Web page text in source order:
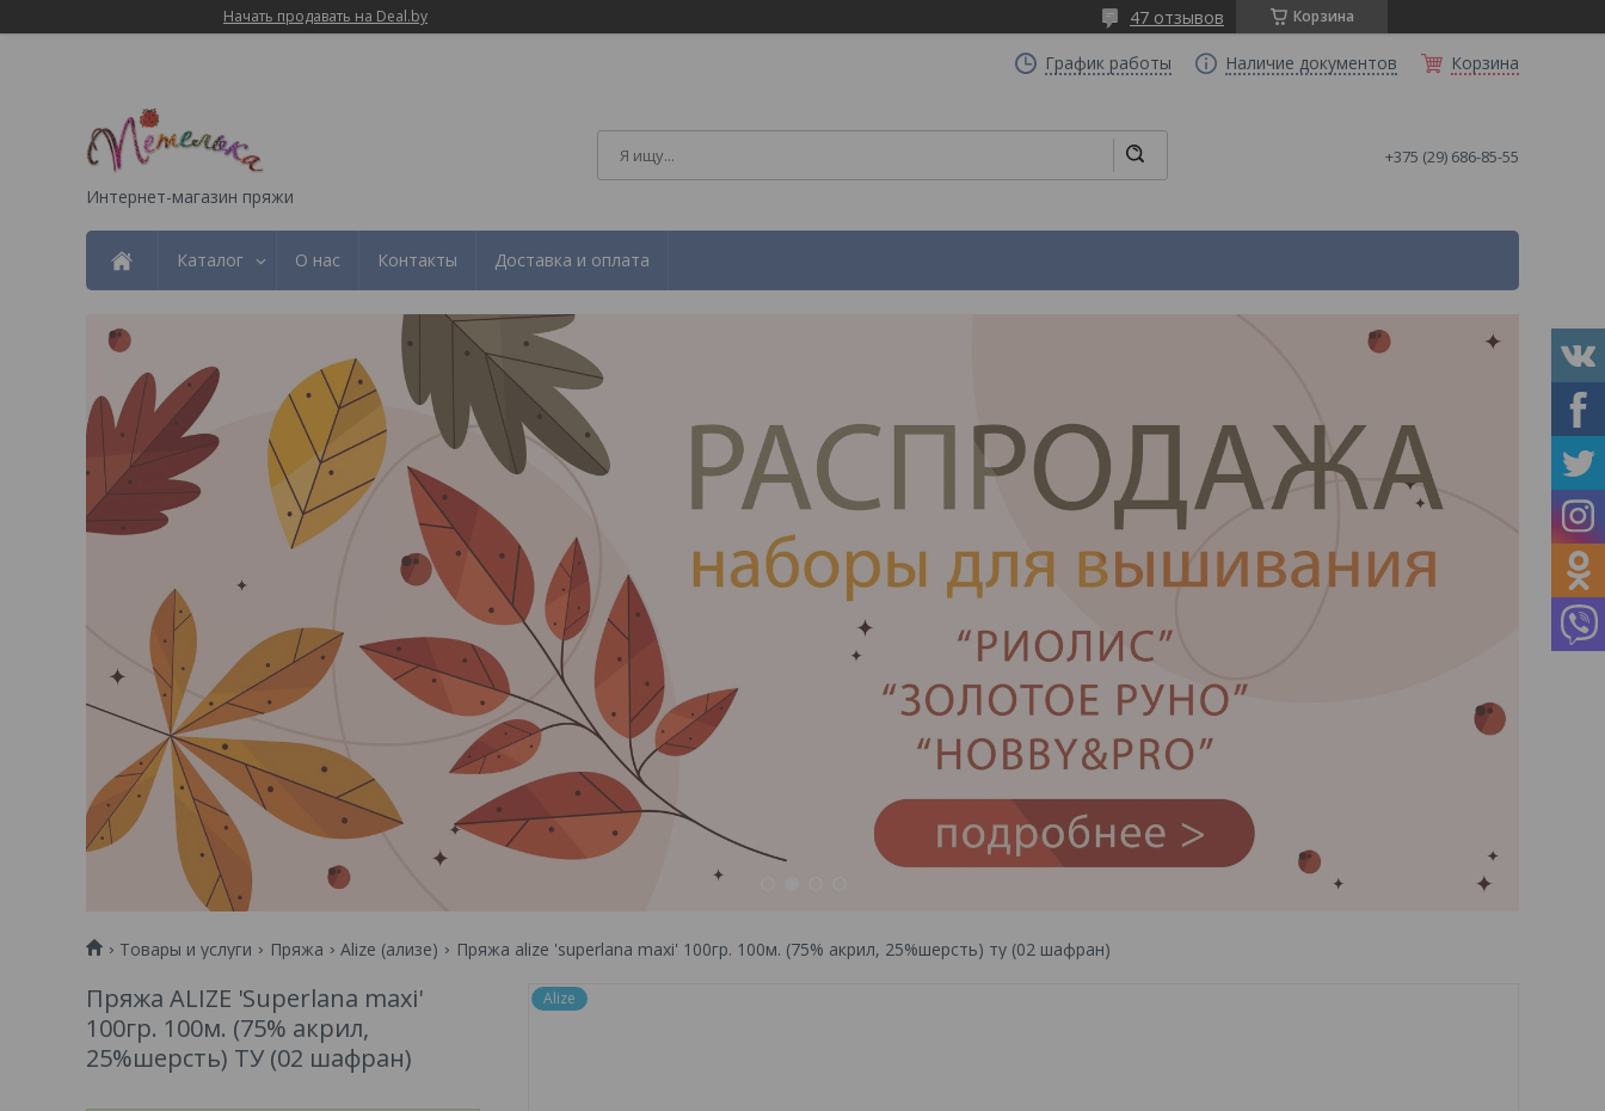
Начать продавать на Deal.by Корзина
47 отзывов
График работы Наличие документов Корзина
Интернет-магазин пряжи
+375 (29) 686-85-55
Каталог О нас Контакты Доставка и оплата
Товары и услуги Пряжа Alize (ализе) Пряжа alize 'superlana maxi' 100гр. 100м. (75% акрил, 25%шерсть) ту (02 шафран)
Alize
Пряжа ALIZE 'Superlana maxi'
100гр. 100м. (75% акрил,
25%шерсть) ТУ (02 шафран)